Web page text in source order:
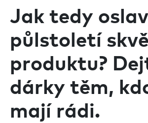
Jak tedy
půlstoletí
produktu?
dárky těm,
mají rádi.